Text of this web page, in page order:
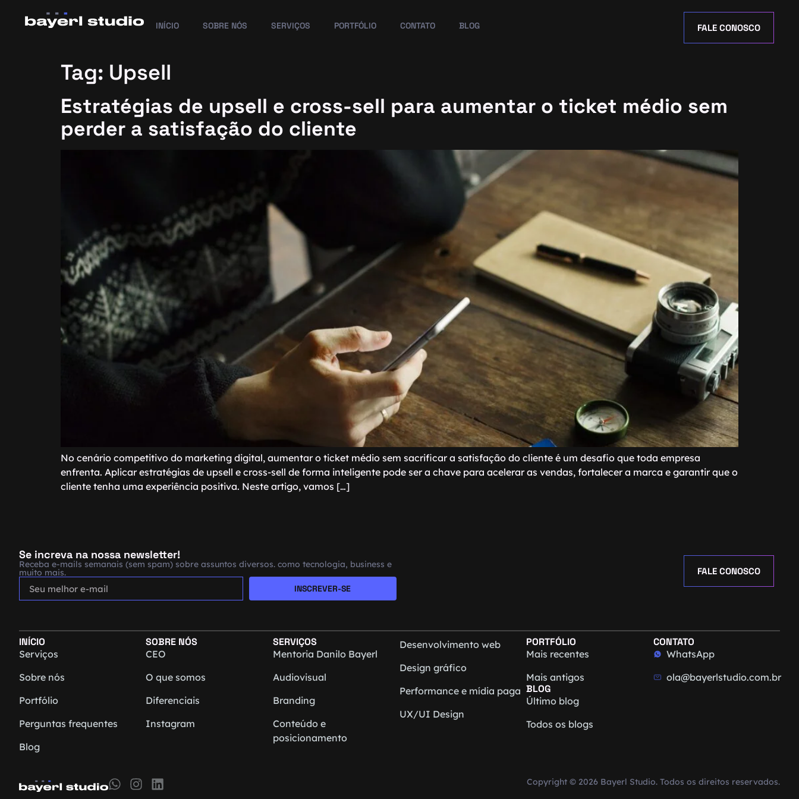
INÍCIO SOBRE NÓS SERVIÇOS PORTFÓLIO CONTATO BLOG FALE CONOSCO
Tag: Upsell
Estratégias de upsell e cross-sell para aumentar o ticket médio sem
perder a satisfação do cliente
No cenário competitivo do marketing digital, aumentar o ticket médio sem sacrificar a satisfação do cliente é um desafio que toda empresa
enfrenta. Aplicar estratégias de upsell e cross-sell de forma inteligente pode ser a chave para acelerar as vendas, fortalecer a marca e garantir que o
cliente tenha uma experiência positiva. Neste artigo, vamos […]
Se increva na nossa newsletter!
Receba e-mails semanais (sem spam) sobre assuntos diversos. como tecnologia, business e
muito mais.
INSCREVER-SE
FALE CONOSCO
INÍCIO
Serviços
Sobre nós
Portfólio
Perguntas frequentes
Blog
SOBRE NÓS
CEO
O que somos
Diferenciais
Instagram
SERVIÇOS
Mentoria Danilo Bayerl
Audiovisual
Branding
Conteúdo e
posicionamento
Desenvolvimento web
Design gráfico
Performance e mídia paga
UX/UI Design
PORTFÓLIO
Mais recentes
Mais antigos
BLOG
Último blog
Todos os blogs
CONTATO
WhatsApp
ola@bayerlstudio.com.br
Copyright © 2026 Bayerl Studio. Todos os direitos reservados.